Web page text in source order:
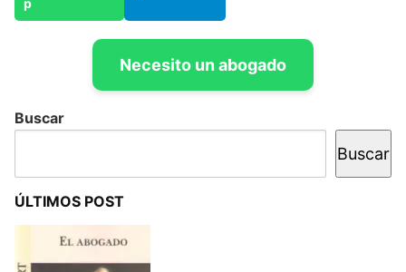
Necesito un abogado
Buscar
Buscar
ÚLTIMOS POST